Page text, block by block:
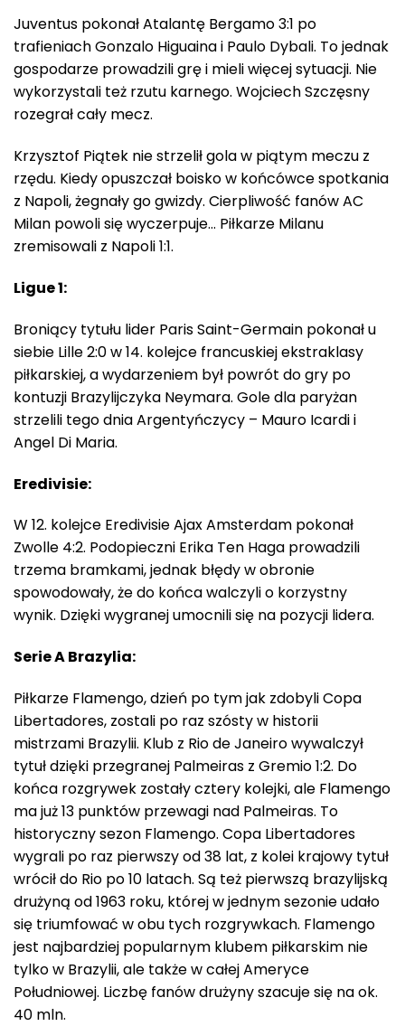
Juventus pokonał Atalantę Bergamo 3:1 po
trafieniach Gonzalo Higuaina i Paulo Dybali. To jednak
gospodarze prowadzili grę i mieli więcej sytuacji. Nie
wykorzystali też rzutu karnego. Wojciech Szczęsny
rozegrał cały mecz.
Krzysztof Piątek nie strzelił gola w piątym meczu z
rzędu. Kiedy opuszczał boisko w końcówce spotkania
z Napoli, żegnały go gwizdy. Cierpliwość fanów AC
Milan powoli się wyczerpuje… Piłkarze Milanu
zremisowali z Napoli 1:1.
Ligue 1:
Broniący tytułu lider Paris Saint-Germain pokonał u
siebie Lille 2:0 w 14. kolejce francuskiej ekstraklasy
piłkarskiej, a wydarzeniem był powrót do gry po
kontuzji Brazylijczyka Neymara. Gole dla paryżan
strzelili tego dnia Argentyńczycy – Mauro Icardi i
Angel Di Maria.
Eredivisie:
W 12. kolejce Eredivisie Ajax Amsterdam pokonał
Zwolle 4:2. Podopieczni Erika Ten Haga prowadzili
trzema bramkami, jednak błędy w obronie
spowodowały, że do końca walczyli o korzystny
wynik. Dzięki wygranej umocnili się na pozycji lidera.
Serie A Brazylia:
Piłkarze Flamengo, dzień po tym jak zdobyli Copa
Libertadores, zostali po raz szósty w historii
mistrzami Brazylii. Klub z Rio de Janeiro wywalczył
tytuł dzięki przegranej Palmeiras z Gremio 1:2. Do
końca rozgrywek zostały cztery kolejki, ale Flamengo
ma już 13 punktów przewagi nad Palmeiras. To
historyczny sezon Flamengo. Copa Libertadores
wygrali po raz pierwszy od 38 lat, z kolei krajowy tytuł
wrócił do Rio po 10 latach. Są też pierwszą brazylijską
drużyną od 1963 roku, której w jednym sezonie udało
się triumfować w obu tych rozgrywkach. Flamengo
jest najbardziej popularnym klubem piłkarskim nie
tylko w Brazylii, ale także w całej Ameryce
Południowej. Liczbę fanów drużyny szacuje się na ok.
40 mln.